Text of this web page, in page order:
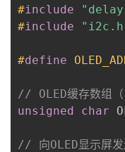
#include
#include
#define
// OLED缓存数组（
unsigned
char
// 向OLED显示屏发